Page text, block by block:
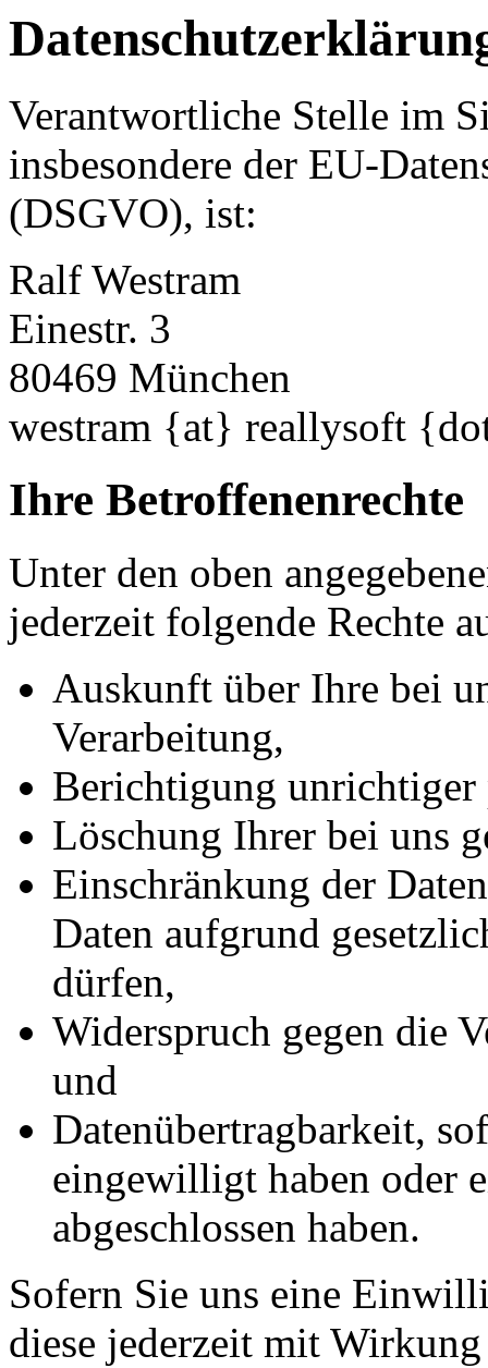
Verantwortliche Stelle im
insbesondere der EU-
(DSGVO), ist:
Ralf Westram
Einestr. 3
80469 München
westram {at} reallysoft
Ihre Betroffenenrechte
Unter den oben
jederzeit folgende Rechte
Auskunft über Ihre bei
Verarbeitung,
Berichtigung unrichtiger
Löschung Ihrer bei uns
Einschränkung der
Daten aufgrund
dürfen,
Widerspruch gegen die
und
Datenübertragbarkeit,
eingewilligt haben oder
abgeschlossen haben.
Sofern Sie uns eine
diese jederzeit mit